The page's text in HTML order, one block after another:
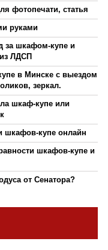
фотопечати, статья
руками
за шкафом-купе и
ЛДСП
в Минске с выездом
зеркал.
шкаф-купе или
шкафов-купе онлайн
шкафов-купе и
от Сенатора?